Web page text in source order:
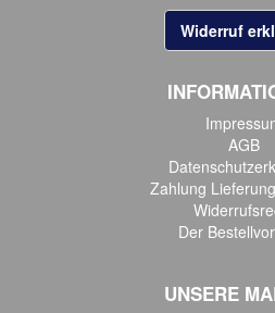
Widerruf
AGB
Zahlung
Der
UNSERE